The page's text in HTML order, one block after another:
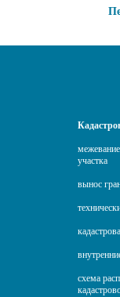
участка
вынос
схема